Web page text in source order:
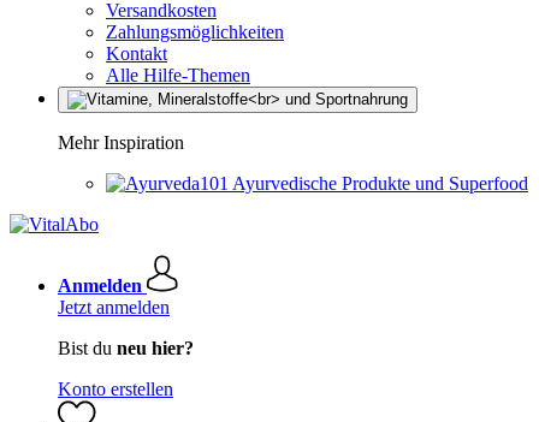
Versandkosten
Zahlungsmöglichkeiten
Kontakt
Alle Hilfe-Themen
Mehr Inspiration
Ayurvedische Produkte und Superfood
Anmelden
Jetzt anmelden
Bist du neu hier?
Konto erstellen